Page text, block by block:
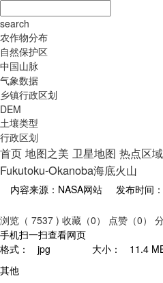
search
农作物分布
自然保护区
中国山脉
气象数据
乡镇行政区划
DEM
土壤类型
行政区划
首页 地图之美 卫星地图 热点区域
Fukutoku-Okanoba海底火山
内容来源：NASA网站 发布时间
浏览（ 7537 ) 收藏（0） 点赞（0）
手机扫一扫查看网页
格式：
jpg 大小： 11.4
其他